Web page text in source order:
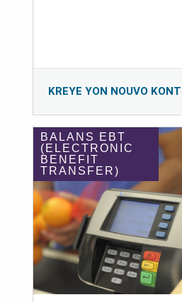
KREYE YON NOUVO KONT
BALANS EBT
(ELECTRONIC
BENEFIT
TRANSFER)